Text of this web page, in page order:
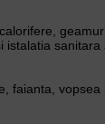
istalatia
faianta, vopsea